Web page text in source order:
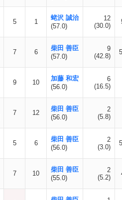
5 1
蛯沢 誠治
(57.0)
12
(30.0)
7 6
柴田 善臣
(57.0)
9
(42.8)
9 10
加藤 和宏
(56.0)
6
(16.5)
7 12
柴田 善臣
(56.0)
2
(5.8)
5 6
柴田 善臣
(56.0)
2
(3.0)
7 10
柴田 善臣
(55.0)
2
(5.2)